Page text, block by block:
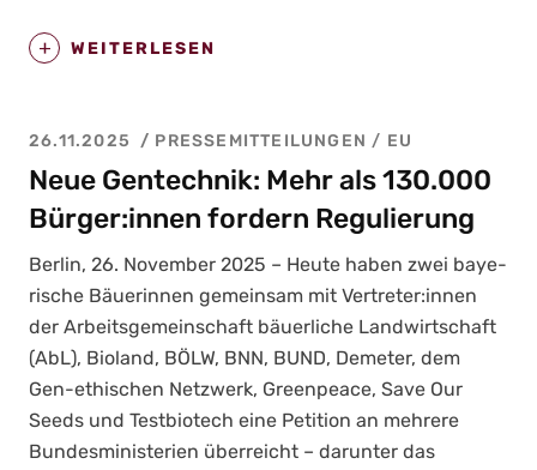
WEITERLESEN
26.11.2025 PRESSEMITTEILUNGEN / EU
Neue Gentechnik: Mehr als 130.000
Bürger:innen fordern Regulierung
Ber­lin, 26. Novem­ber 2025 – Heu­te haben zwei baye­
ri­sche Bäue­rin­nen gemein­sam mit Vertreter:innen
der Arbeits­ge­mein­schaft bäu­er­li­che Land­wirt­schaft
(AbL), Bio­land, BÖLW, BNN, BUND, Deme­ter, dem
Gen-ethi­schen Netz­werk, Green­peace, Save Our
Seeds und Test­bio­tech eine Peti­ti­on an meh­re­re
Bun­des­mi­nis­te­ri­en über­reicht – dar­un­ter das